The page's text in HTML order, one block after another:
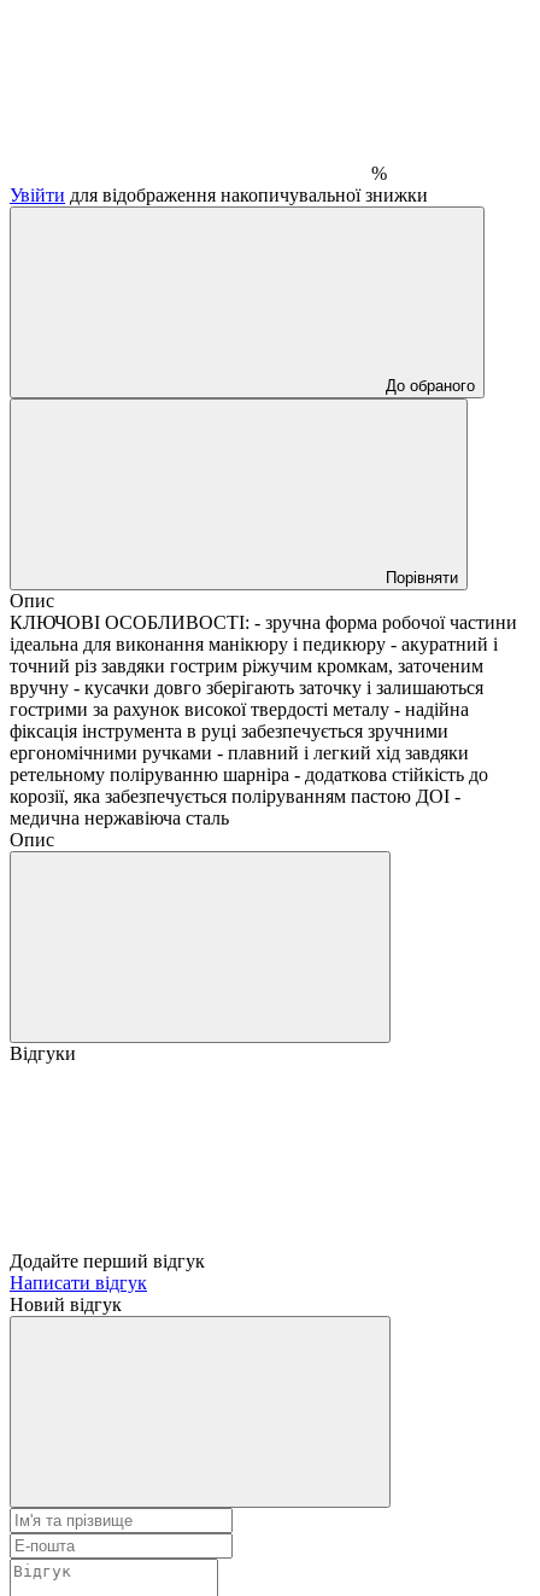
%
Увійти для відображення накопичувальної знижки
До обраного
Порівняти
Опис
КЛЮЧОВІ ОСОБЛИВОСТІ: - зручна форма робочої частини
ідеальна для виконання манікюру і педикюру - акуратний і
точний різ завдяки гострим ріжучим кромкам, заточеним
вручну - кусачки довго зберігають заточку і залишаються
гострими за рахунок високої твердості металу - надійна
фіксація інструмента в руці забезпечується зручними
ергономічними ручками - плавний і легкий хід завдяки
ретельному поліруванню шарніра - додаткова стійкість до
корозії, яка забезпечується поліруванням пастою ДОІ -
медична нержавіюча сталь
Опис
Відгуки
Додайте перший відгук
Написати відгук
Новий відгук